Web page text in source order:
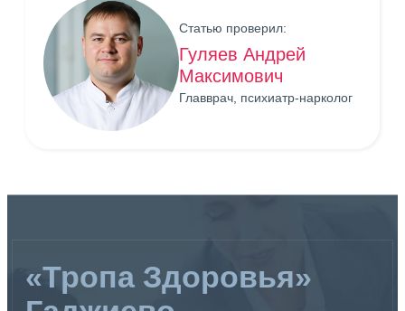
Статью проверил:
Гуляев Андрей
Максимович
Главврач, психиатр-нарколог
«Тропа Здоровья»